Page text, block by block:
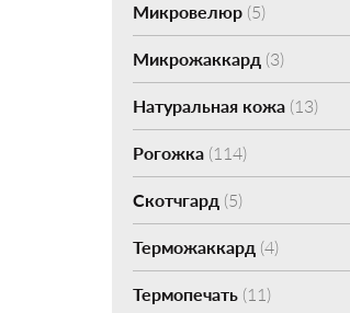
Микровелюр(5)
Микрожаккард (3)
Натуральная кожа(13)
Рогожка(114)
Скотчгард (5)
Терможаккард (4)
Термопечать(11)